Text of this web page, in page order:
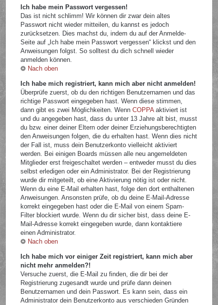
Ich habe mein Passwort vergessen!
Das ist nicht schlimm! Wir können dir zwar dein altes
Passwort nicht wieder mitteilen, du kannst es jedoch
zurücksetzen. Dies machst du, indem du auf der Anmelde-
Seite auf „Ich habe mein Passwort vergessen“ klickst und den
Anweisungen folgst. So solltest du dich schnell wieder
anmelden können.
Nach oben
Ich habe mich registriert, kann mich aber nicht anmelden!
Überprüfe zuerst, ob du den richtigen Benutzernamen und das
richtige Passwort eingegeben hast. Wenn diese stimmen,
dann gibt es zwei Möglichkeiten. WennCOPPAaktiviert ist
und du angegeben hast, dass du unter 13 Jahre alt bist, musst
du bzw. einer deiner Eltern oder deiner Erziehungsberechtigten
den Anweisungen folgen, die du erhalten hast. Wenn dies nicht
der Fall ist, muss dein Benutzerkonto vielleicht aktiviert
werden. Bei einigen Boards müssen alle neu angemeldeten
Mitglieder erst freigeschaltet werden – entweder musst du dies
selbst erledigen oder ein Administrator. Bei der Registrierung
wurde dir mitgeteilt, ob eine Aktivierung nötig ist oder nicht.
Wenn du eine E-Mail erhalten hast, folge den dort enthaltenen
Anweisungen. Ansonsten prüfe, ob du deine E-Mail-Adresse
korrekt eingegeben hast oder die E-Mail von einem Spam-
Filter blockiert wurde. Wenn du dir sicher bist, dass deine E-
Mail-Adresse korrekt eingegeben wurde, dann kontaktiere
einen Administrator.
Nach oben
Ich habe mich vor einiger Zeit registriert, kann mich aber
nicht mehr anmelden?!
Versuche zuerst, die E-Mail zu finden, die dir bei der
Registrierung zugesandt wurde und prüfe dann deinen
Benutzernamen und dein Passwort. Es kann sein, dass ein
Administrator dein Benutzerkonto aus verschieden Gründen